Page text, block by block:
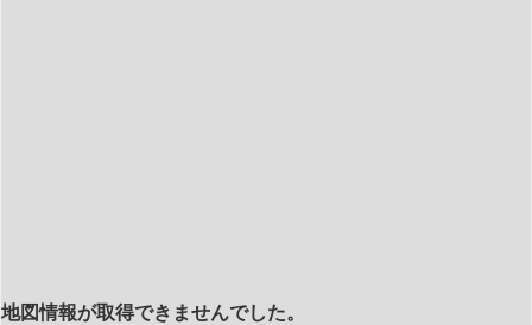
地図情報が取得できませんでした。